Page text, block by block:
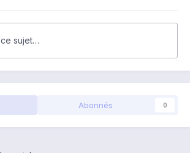
sujet…
Abonnés 0